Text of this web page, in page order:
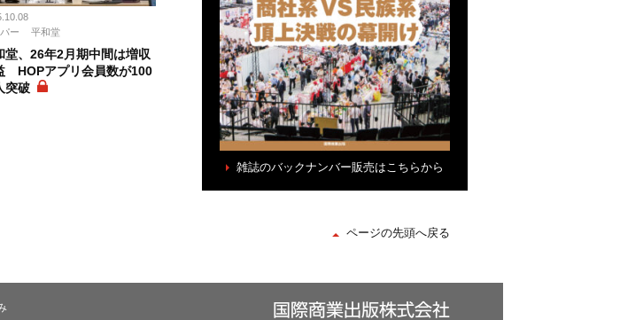
ー
平和堂
堂、26年2月期中間は増収
HOPアプリ会員数が100
突破
雑誌のバックナンバー販売はこちらから
ページの先頭へ戻る